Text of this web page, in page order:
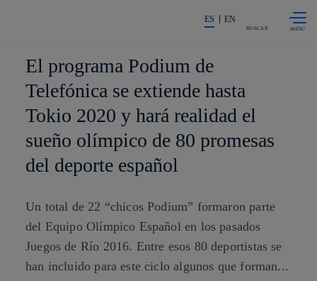
La acción en accionistas e
ES EN
BUSCAR
El programa Podium de
Telefónica se extiende hasta
Tokio 2020 y hará realidad el
sueño olímpico de 80 promesas
del deporte español
Un total de 22 “chicos Podium” formaron parte
del Equipo Olímpico Español en los pasados
Juegos de Río 2016. Entre esos 80 deportistas se
han incluido para este ciclo algunos que forman...